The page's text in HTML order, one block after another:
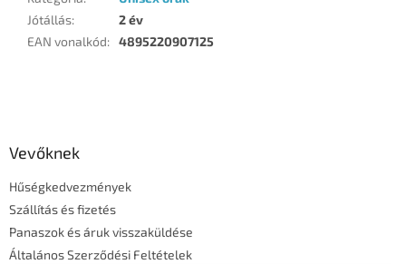
Jótállás:
2 év
EAN vonalkód: 4895220907125
Vevőknek
Hűségkedvezmények
Szállítás és fizetés
Panaszok és áruk visszaküldése
Általános Szerződési Feltételek